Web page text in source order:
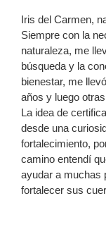
Iris del Carmen,
Siempre con la
naturaleza, me
búsqueda y la
bienestar, me
años y luego
La idea de
desde una
fortalecimiento,
camino entendí
ayudar a muchas
fortalecer sus